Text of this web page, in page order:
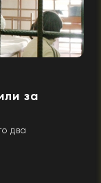
за
два